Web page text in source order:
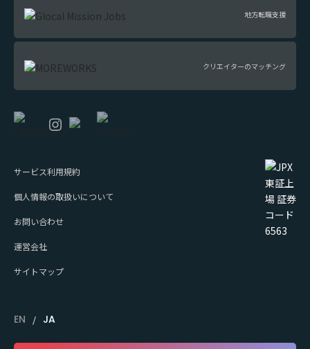
地方転職支援
クリエイターのマッチング
サービス利用規約
個人情報の取扱いについて
お問い合わせ
運営会社
サイトマップ
EN JA